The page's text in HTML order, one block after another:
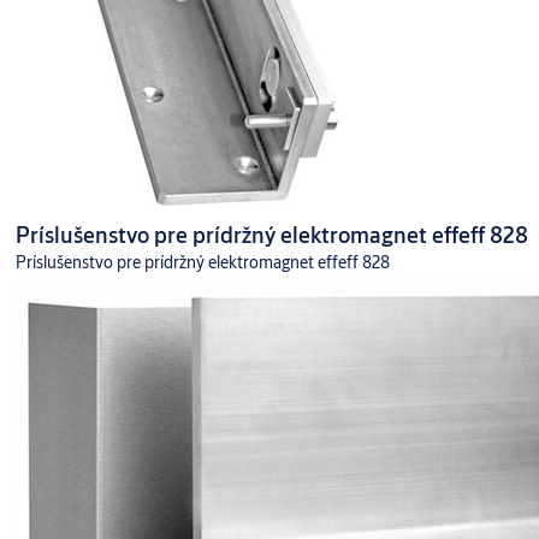
zabezpečuje veľmi spoľahlivú detekciu prípadného odpojenia
elektromagnetu.
Technické údaje:
Prídržná sila: 544 kg
Odber prúdu: 12 V DC (320 mA), 24 V DC (170 mA)
Napájacie napätie: 12/24 V DC, automatická detekcia
Rozsah prevádzkových teplôt: -40 °C až +60 °C
Hmotnosť: 2,8 kg
Krytie IP: IP66
Rozmery (DxŠxH) mm: Elektromagnet: 274 x 37 x 29, Pri.
Pridržovacia doska
Príslušenstvo pre prídržný elektromagnet effeff 828
Príslušenstvo pre prídržný elektromagnet effeff 828